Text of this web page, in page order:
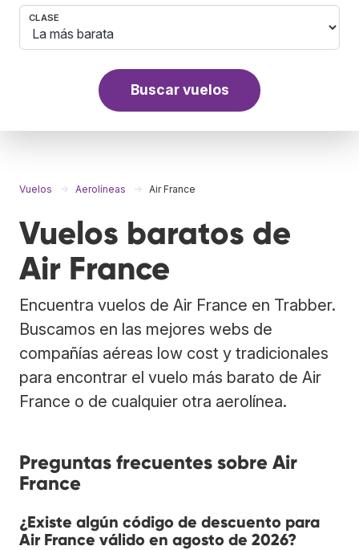
CLASE
Buscar vuelos
Vuelos Aerolíneas Air France
Vuelos baratos de
Air France
Encuentra vuelos de Air France en Trabber.
Buscamos en las mejores webs de
compañías aéreas low cost y tradicionales
para encontrar el vuelo más barato de Air
France o de cualquier otra aerolínea.
Preguntas frecuentes sobre Air
France
¿Existe algún código de descuento para
Air France válido en agosto de 2026?